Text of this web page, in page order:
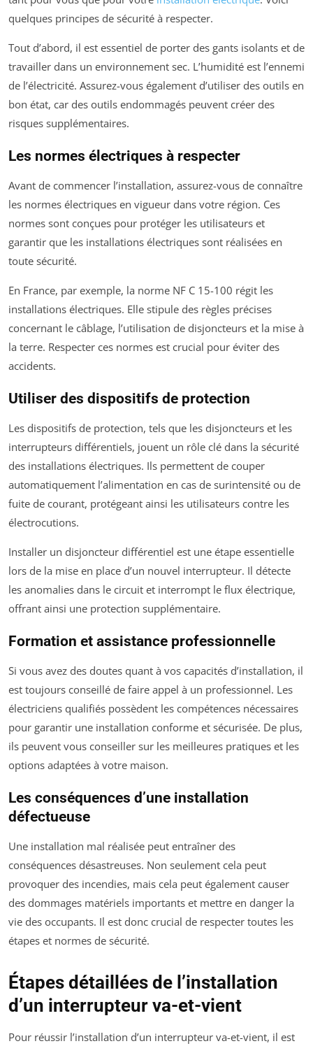
quelques principes de sécurité à respecter.
Tout d’abord, il est essentiel de porter des gants isolants et de
travailler dans un environnement sec. L’humidité est l’ennemi
de l’électricité. Assurez-vous également d’utiliser des outils en
bon état, car des outils endommagés peuvent créer des
risques supplémentaires.
Les normes électriques à respecter
Avant de commencer l’installation, assurez-vous de connaître
les normes électriques en vigueur dans votre région. Ces
normes sont conçues pour protéger les utilisateurs et
garantir que les installations électriques sont réalisées en
toute sécurité.
En France, par exemple, la norme NF C 15-100 régit les
installations électriques. Elle stipule des règles précises
concernant le câblage, l’utilisation de disjoncteurs et la mise à
la terre. Respecter ces normes est crucial pour éviter des
accidents.
Utiliser des dispositifs de protection
Les dispositifs de protection, tels que les disjoncteurs et les
interrupteurs différentiels, jouent un rôle clé dans la sécurité
des installations électriques. Ils permettent de couper
automatiquement l’alimentation en cas de surintensité ou de
fuite de courant, protégeant ainsi les utilisateurs contre les
électrocutions.
Installer un disjoncteur différentiel est une étape essentielle
lors de la mise en place d’un nouvel interrupteur. Il détecte
les anomalies dans le circuit et interrompt le flux électrique,
offrant ainsi une protection supplémentaire.
Formation et assistance professionnelle
Si vous avez des doutes quant à vos capacités d’installation, il
est toujours conseillé de faire appel à un professionnel. Les
électriciens qualifiés possèdent les compétences nécessaires
pour garantir une installation conforme et sécurisée. De plus,
ils peuvent vous conseiller sur les meilleures pratiques et les
options adaptées à votre maison.
Les conséquences d’une installation
défectueuse
Une installation mal réalisée peut entraîner des
conséquences désastreuses. Non seulement cela peut
provoquer des incendies, mais cela peut également causer
des dommages matériels importants et mettre en danger la
vie des occupants. Il est donc crucial de respecter toutes les
étapes et normes de sécurité.
Étapes détaillées de l’installation
d’un interrupteur va-et-vient
Pour réussir l’installation d’un interrupteur va-et-vient, il est